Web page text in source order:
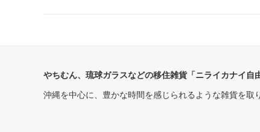
やちむん、琉球ガラスなどの移住雑貨「ニライカナイ自
沖縄を中心に、豊かな時間を感じられるような雑貨を取